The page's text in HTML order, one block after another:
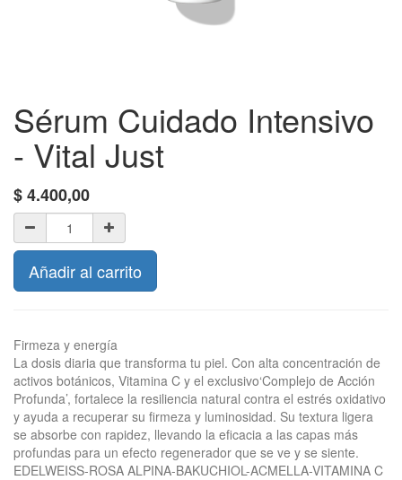
Sérum Cuidado Intensivo
- Vital Just
$4.400,00
Añadir al carrito
Firmeza y energía
La dosis diaria que transforma tu piel. Con alta concentración de
activos botánicos, Vitamina C y el exclusivo‘Complejo de Acción
Profunda’, fortalece la resiliencia natural contra el estrés oxidativo
y ayuda a recuperar su firmeza y luminosidad. Su textura ligera
se absorbe con rapidez, llevando la eficacia a las capas más
profundas para un efecto regenerador que se ve y se siente.
EDELWEISS-ROSA ALPINA-BAKUCHIOL-ACMELLA-VITAMINA C